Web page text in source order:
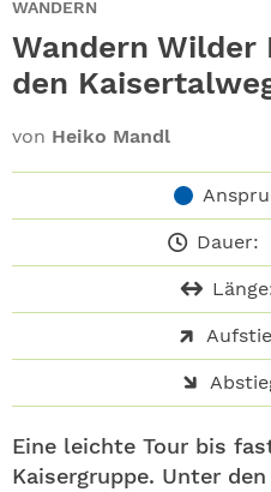
WANDERN
Wandern Wilder
den
von Heiko Mandl
Dauer:
Eine leichte Tour bis
Kaisergruppe. Unter
GEWINNEN
NEWSLETTER
SHOP